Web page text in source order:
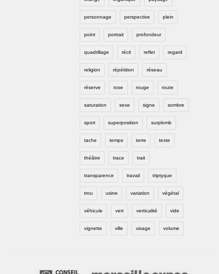
personnage perspective plein
point portrait profondeur
quadrillage récit reflet regard
religion répétition réseau
réserve rose rouge route
saturation sexe signe sombre
sport superposition surplomb
tache temps terre texte
théâtre trace trait
transparence travail triptyque
trou usine variation végétal
véhicule vert verticalité vide
vignette ville visage volume